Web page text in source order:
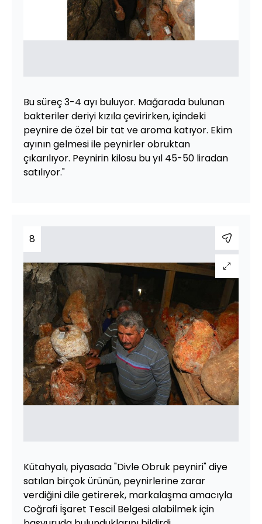
Bu süreç 3-4 ayı buluyor. Mağarada bulunan
bakteriler deriyi kızıla çevirirken, içindeki
peynire de özel bir tat ve aroma katıyor. Ekim
ayının gelmesi ile peynirler obruktan
çıkarılıyor. Peynirin kilosu bu yıl 45-50 liradan
satılıyor."
8
Kütahyalı, piyasada "Divle Obruk peyniri" diye
satılan birçok ürünün, peynirlerine zarar
verdiğini dile getirerek, markalaşma amacıyla
Coğrafi İşaret Tescil Belgesi alabilmek için